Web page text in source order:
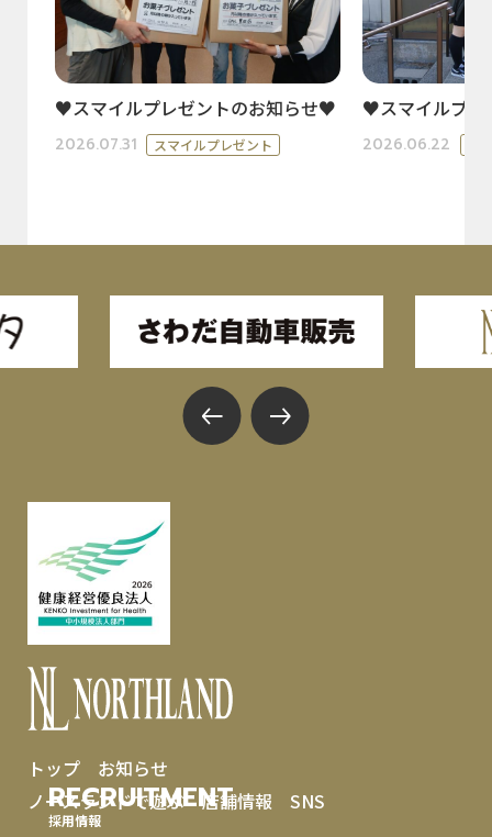
♥スマイルプレゼントのお知らせ♥
2026.07.31 スマイルプレゼント
♥スマイルプ
2026.06.22
トップ
お知らせ
ノースランドで遊ぶ
店舗情報 SNS
RECRUITMENT
採用情報